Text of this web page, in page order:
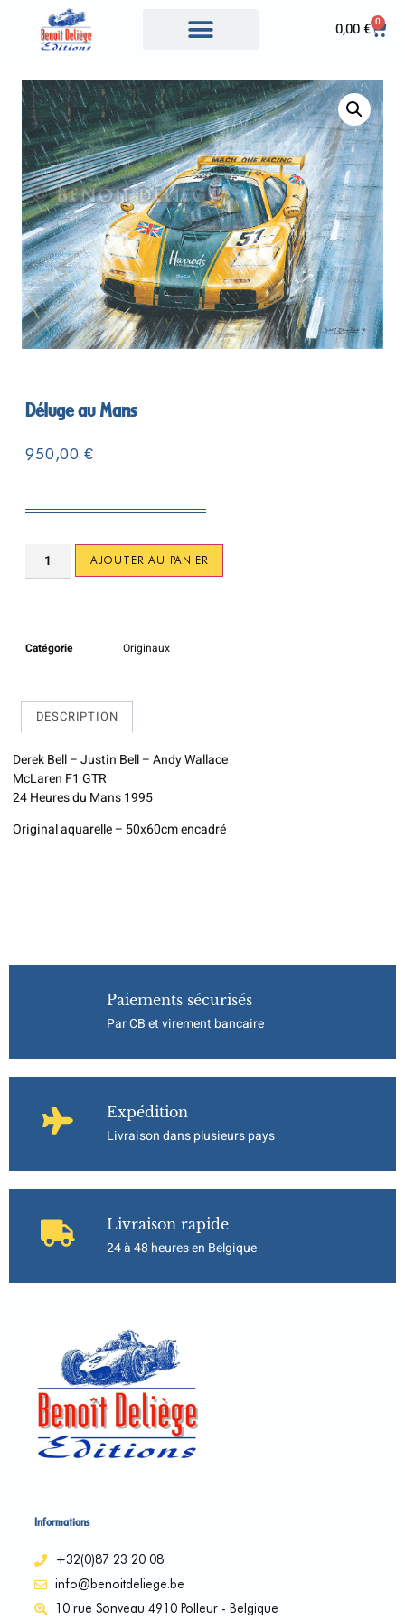
0,00€ 0
Déluge au Mans
950,00 €
AJOUTER AU PANIER
Catégorie Originaux
DESCRIPTION
Derek Bell – Justin Bell – Andy Wallace
McLaren F1 GTR
24 Heures du Mans 1995
Original aquarelle – 50x60cm encadré
Paiements sécurisés
Par CB et virement bancaire
Expédition
Livraison dans plusieurs pays
Livraison rapide
24 à 48 heures en Belgique
Informations
+32(0)87 23 20 08
info@benoitdeliege.be
10 rue Sonveau 4910 Polleur - Belgique